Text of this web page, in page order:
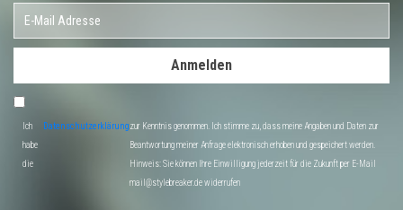
Anmelden
Ich
habe
die
Datenschutzerklärungzur Kenntnis genommen. Ich stimme zu, dass meine Angaben und Daten zur
Beantwortung meiner Anfrage elektronisch erhoben und gespeichert werden.
Hinweis: Sie können Ihre Einwilligung jederzeit für die Zukunft per E-Mail
mail@stylebreaker.de widerrufen